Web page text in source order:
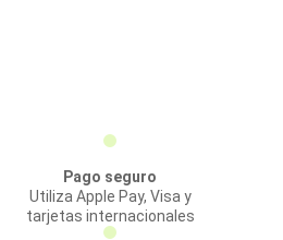
Pago seguro
Utiliza Apple Pay, Visa y
tarjetas internacionales